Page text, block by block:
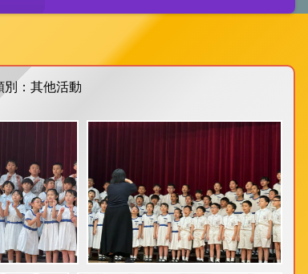
別：其他活動